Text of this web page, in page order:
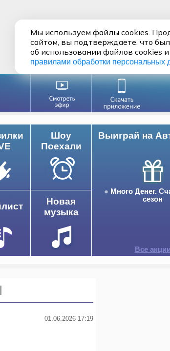
Выиграй на
Много Денег.
сезон
Все акции
Шоу
Поехали
Новая
музыка
01.06.2026 17:19
Мы используем файлы cookies.
сайтом, вы подтверждаете, что
об использовании файлов cookies
правилами обработки персональных